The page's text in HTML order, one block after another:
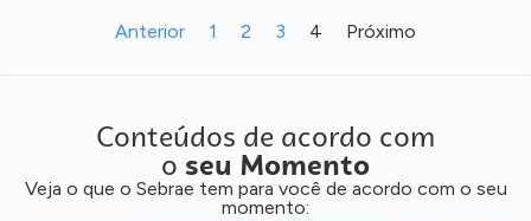
Anterior 1 2 3 4 Próximo
Conteúdos de acordo com
o seu Momento
Veja o que o Sebrae tem para você de acordo com o seu
momento: